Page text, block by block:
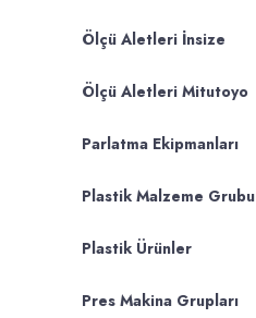
Ölçü Aletleri İnsize
Ölçü Aletleri Mitutoyo
Parlatma Ekipmanları
Plastik Malzeme Grubu
Plastik Ürünler
Pres Makina Grupları